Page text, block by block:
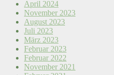
April 2024
November 2023
August 2023
Juli 2023
März 2023
Februar 2023
Februar 2022
November 2021